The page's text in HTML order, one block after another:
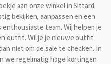
aan onze winkel in Sittard.
bekijken, aanpassen en een
enthousiaste team. Wij helpen je
outfit. Wil je je nieuwe outfit
niet om de sale te checken. In
we regelmatig hoge kortingen